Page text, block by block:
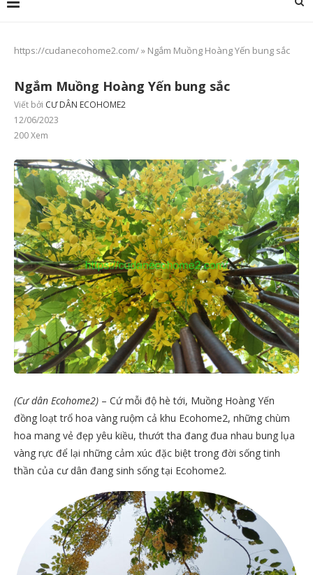
https://cudanecohome2.com/» Ngắm Muồng Hoàng Yến bung sắc
Ngắm Muồng Hoàng Yến bung sắc
Viết bởi CƯ DÂN ECOHOME2
12/06/2023
200Xem
(Cư dân Ecohome2) – Cứ mỗi độ hè tới, Muồng Hoàng Yến
đồng loạt trổ hoa vàng ruộm cả khu Ecohome2, những chùm
hoa mang vẻ đẹp yêu kiều, thướt tha đang đua nhau bung lụa
vàng rực để lại những cảm xúc đặc biệt trong đời sống tinh
thần của cư dân đang sinh sống tại Ecohome2.